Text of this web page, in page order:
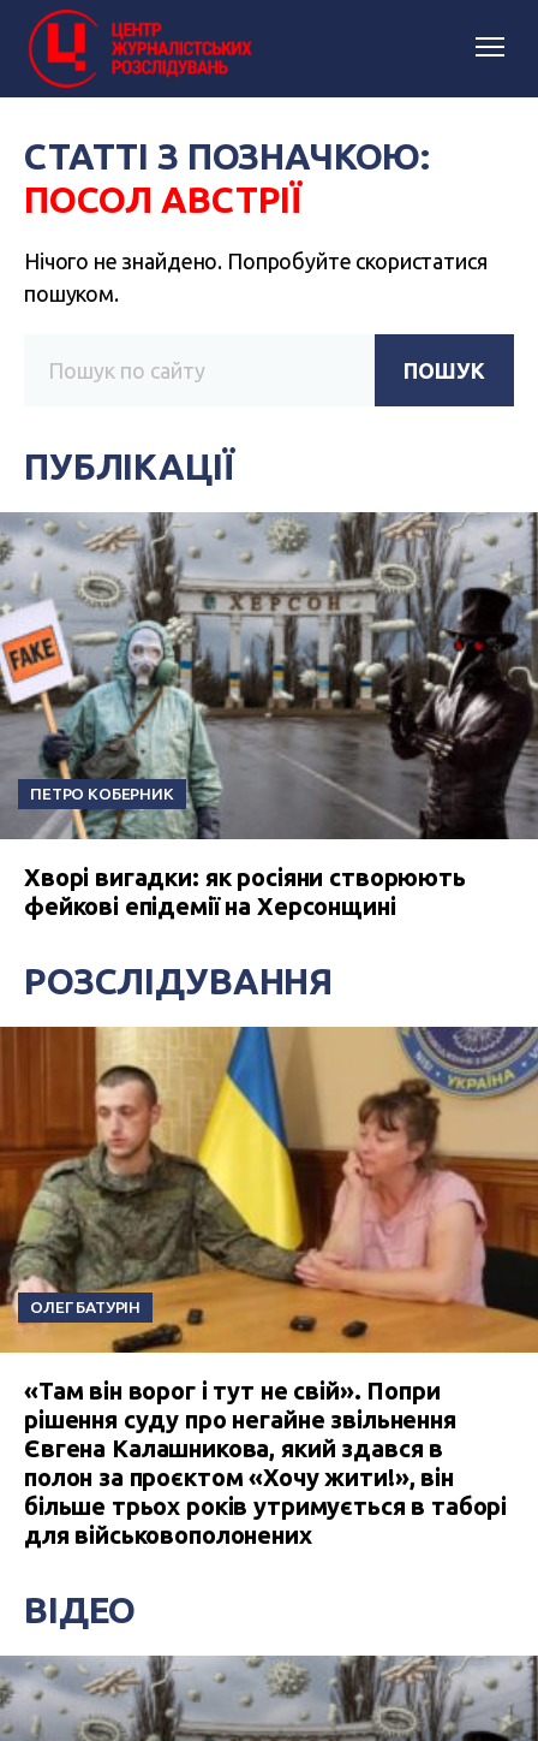
СТАТТІ З ПОЗНАЧКОЮ:
ПОСОЛ АВСТРІЇ
Нічого не знайдено. Попробуйте скористатися
пошуком.
ПОШУК
ПУБЛІКАЦІЇ
ПЕТРО КОБЕРНИК
Хворі вигадки: як росіяни створюють
фейкові епідемії на Херсонщині
РОЗСЛІДУВАННЯ
ОЛЕГ БАТУРІН
«Там він ворог і тут не свій». Попри
рішення суду про негайне звільнення
Євгена Калашникова, який здався в
полон за проєктом «Хочу жити!», він
більше трьох років утримується в таборі
для військовополонених
ВІДЕО